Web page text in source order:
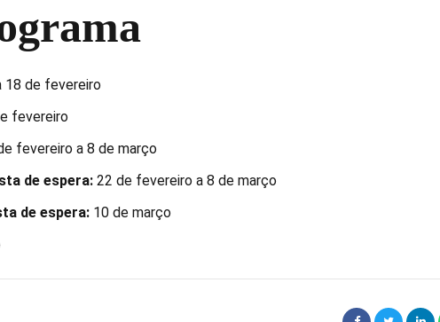
18 de fevereiro
fevereiro
fevereiro a 8 de março
de espera:22 de fevereiro a 8 de março
de espera:10 de março